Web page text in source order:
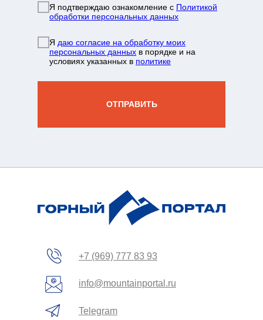
Я подтверждаю ознакомление с Политикой
обработки персональных данных
Я даю согласие на обработку моих
персональных данных в порядке и на
условиях указанных в политике
ОТПРАВИТЬ
info@mountainportal.ru
+7 931 244 38 87
info@mountainportal.ru
+7 (969) 777 83 93
Telegram